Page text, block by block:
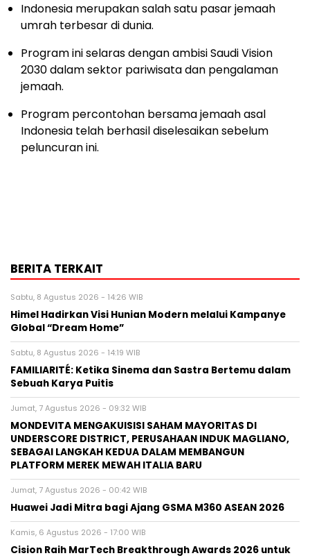
Indonesia merupakan salah satu pasar jemaah
umrah terbesar di dunia.
Program ini selaras dengan ambisi Saudi Vision
2030 dalam sektor pariwisata dan pengalaman
jemaah.
Program percontohan bersama jemaah asal
Indonesia telah berhasil diselesaikan sebelum
peluncuran ini.
BERITA TERKAIT
Sabtu, 8 Agustus 2026 - 14:26 WIB
Himel Hadirkan Visi Hunian Modern melalui Kampanye
Global “Dream Home”
Sabtu, 8 Agustus 2026 - 14:19 WIB
FAMILIARITÉ: Ketika Sinema dan Sastra Bertemu dalam
Sebuah Karya Puitis
Jumat, 7 Agustus 2026 - 09:32 WIB
MONDEVITA MENGAKUISISI SAHAM MAYORITAS DI
UNDERSCORE DISTRICT, PERUSAHAAN INDUK MAGLIANO,
SEBAGAI LANGKAH KEDUA DALAM MEMBANGUN
PLATFORM MEREK MEWAH ITALIA BARU
Jumat, 7 Agustus 2026 - 00:42 WIB
Huawei Jadi Mitra bagi Ajang GSMA M360 ASEAN 2026
Kamis, 6 Agustus 2026 - 17:00 WIB
Cision Raih MarTech Breakthrough Awards 2026 untuk